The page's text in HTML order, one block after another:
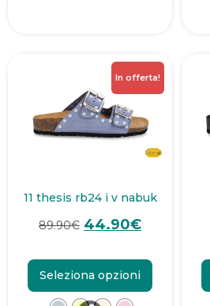
In offerta!
11 thesis rb24 i v nabuk
89.90€ 44.90€
Seleziona opzioni